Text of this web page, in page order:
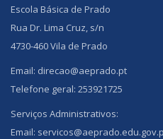
Escola Básica de Prado
Rua Dr. Lima Cruz, s/n
4730-460 Vila de Prado
Email: direcao@aeprado.pt
Telefone geral: 253921725
Serviços Administrativos:
Email: